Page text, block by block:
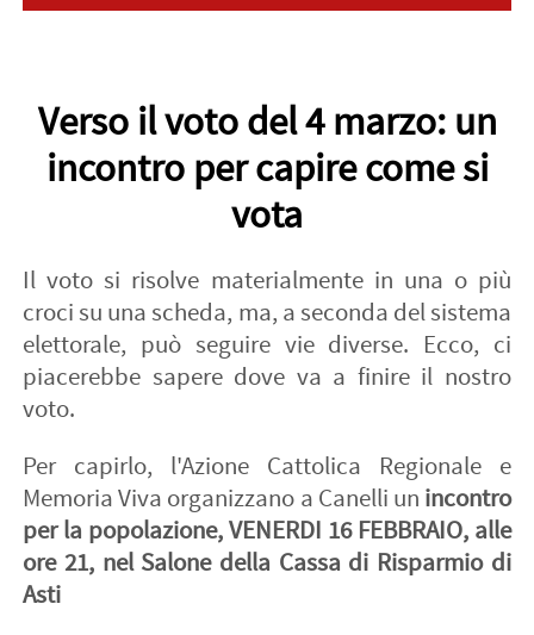
Verso il voto del 4 marzo: un
incontro per capire come si
vota
Il voto si risolve materialmente in una o più
croci su una scheda, ma, a seconda del sistema
elettorale, può seguire vie diverse. Ecco, ci
piacerebbe sapere dove va a finire il nostro
voto.
Per capirlo, l'Azione Cattolica Regionale e
Memoria Viva organizzano a Canelli un incontro
per la popolazione, VENERDI 16 FEBBRAIO, alle
ore 21, nel Salone della Cassa di Risparmio di
Asti